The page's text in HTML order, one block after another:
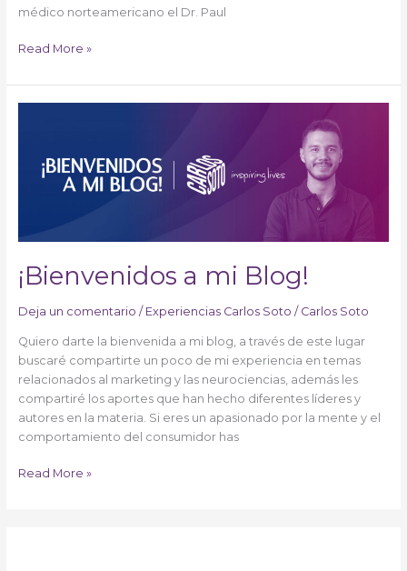
médico norteamericano el Dr. Paul
Read More »
¡Bienvenidos a mi Blog!
Deja un comentario / Experiencias Carlos Soto / Carlos Soto
Quiero darte la bienvenida a mi blog, a través de este lugar
buscaré compartirte un poco de mi experiencia en temas
relacionados al marketing y las neurociencias, además les
compartiré los aportes que han hecho diferentes líderes y
autores en la materia. Si eres un apasionado por la mente y el
comportamiento del consumidor has
Blog!
Read More »